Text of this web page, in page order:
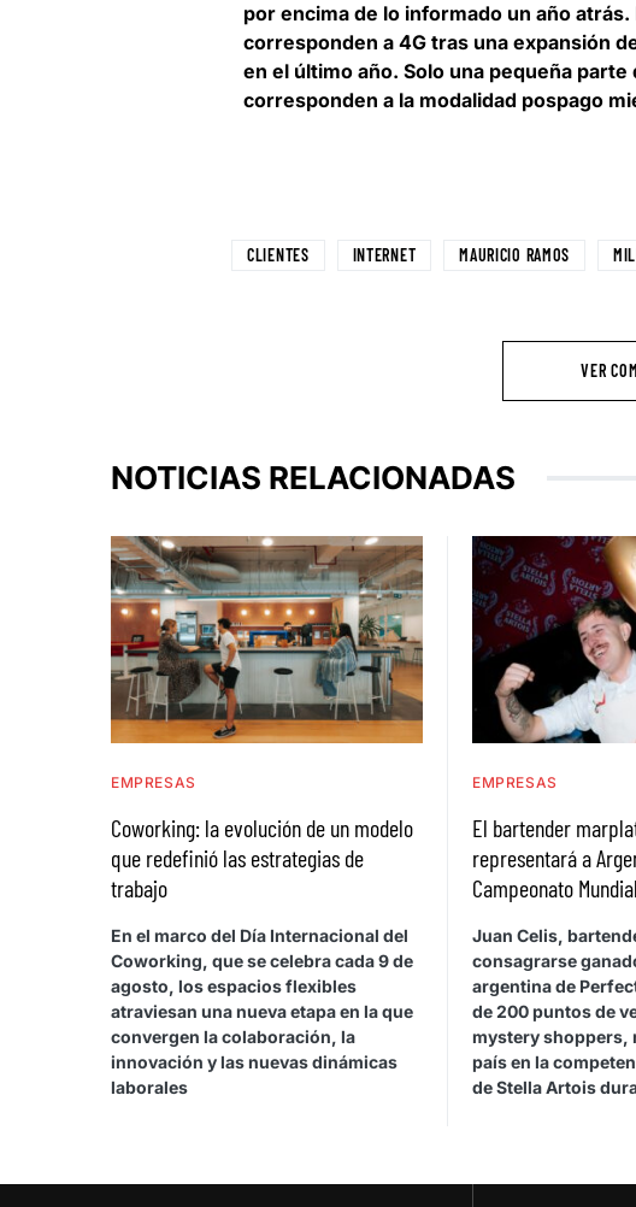
por encima de lo informado un año
corresponden a 4G tras una expansión
en el último año. Solo una pequeña
corresponden a la modalidad pospago
CLIENTES INTERNET MAURICIO RAMOS
VER
NOTICIAS RELACIONADAS
EMPRESAS
Coworking: la evolución de un modelo
que redefinió las estrategias de
trabajo
En el marco del Día Internacional del
Coworking, que se celebra cada 9 de
agosto, los espacios flexibles
atraviesan una nueva etapa en la que
convergen la colaboración, la
innovación y las nuevas dinámicas
laborales
EMPRESAS
El bartender
representará a
Campeonato
Juan Celis,
consagrarse
argentina de
de 200 puntos de
mystery shoppers,
país en la
de Stella Artois